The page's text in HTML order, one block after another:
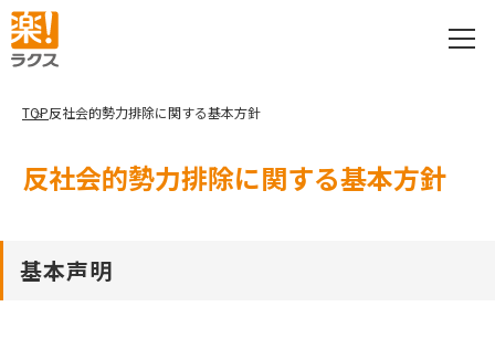
TOP反社会的勢力排除に関する基本方針
反社会的勢力排除に関する基本方針
基本声明